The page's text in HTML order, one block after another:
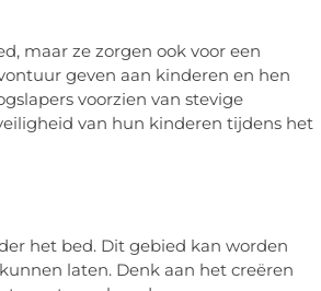
maar ze zorgen ook voor een
geven aan kinderen en hen
voorzien van stevige
van hun kinderen tijdens het
het bed. Dit gebied kan worden
laten. Denk aan het creëren